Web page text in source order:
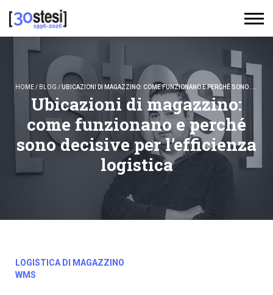
HOME/ BLOG /UBICAZIONI DI MAGAZZINO: COME FUNZIONANO E PERCHÉ SONO DECISIVE PER L’EFFICIENZA LOGISTICA
Ubicazioni di magazzino:
come funzionano e perché
sono decisive per l’efficienza
logistica
LOGISTICA DI MAGAZZINO
WMS